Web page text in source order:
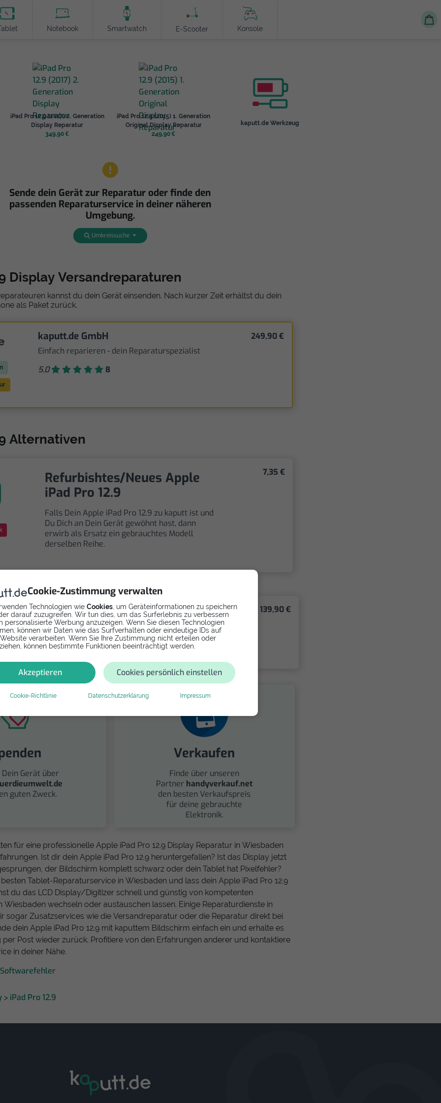
Cookie-Zustimmung verwalten
Technologien wie Cookies , um Geräteinformationen zu speichern
darauf zuzugreifen. Wir tun dies, um das Surferlebnis zu verbessern
personalisierte Werbung anzuzeigen. Wenn Sie diesen Technologien
können wir Daten wie das Surfverhalten oder eindeutige IDs auf
verarbeiten. Wenn Sie Ihre Zustimmung nicht erteilen oder
können bestimmte Funktionen beeinträchtigt werden.
Akzeptieren Cookies persönlich einstellen
Cookie-Richtlinie Datenschutzerklärung Impressum
Tablet Notebook Smartwatch E-Scooter Konsole
iPad Pro 12.9 (2017) 2. Generation
Display Reparatur
349,90 €
iPad Pro 12.9 (2015) 1. Generation
Original Display Reparatur
249,90 €
kaputt.de Werkzeug
Sende dein Gerät zur Reparatur oder finde den
passenden Reparaturservice in deiner näheren
Umgebung.
Umkreissuche
Display Versandreparaturen
kannst du dein Gerät einsenden. Nach kurzer Zeit erhältst du dein
als Paket zurück.
kaputt.de GmbH
Einfach reparieren - dein Reparaturspezialist
5,0
8
249,90 €
Alternativen
Refurbishtes/Neues Apple
iPad Pro 12.9
Falls Dein Apple iPad Pro 12.9 zu kaputt ist und
Du Dich an Dein Gerät gewöhnt hast, dann
erwirb als Ersatz ein gebrauchtes Modell
derselben Reihe.
7,35 €
Selbst reparieren
Repariere dein iPad Pro 12.9 - Display mit
Videoanleitung selbst. Ersatzteile ab
139,90 €
Dein Gerät über
guten Zweck.
Verkaufen
Finde über unseren
Partner handyverkauf.net
den besten Verkaufspreis
für deine gebrauchte
Elektronik.
für eine professionelle Apple iPad Pro 12.9 Display Reparatur in Wiesbaden
Ist dir dein Apple iPad Pro 12.9 heruntergefallen? Ist das Display jetzt
der Bildschirm komplett schwarz oder dein Tablet hat Pixelfehler?
Tablet-Reparaturservice in Wiesbaden und lass dein Apple iPad Pro 12.9
du das LCD Display/Digitizer schnell und günstig von kompetenten
Wiesbaden wechseln oder austauschen lassen. Einige Reparaturdienste in
sogar Zusatzservices wie die Versandreparatur oder die Reparatur direkt bei
dein Apple iPad Pro 12.9 mit kaputtem Bildschirm einfach ein und erhalte es
Post wieder zurück. Profitiere von den Erfahrungen anderer und kontaktiere
in deiner Nähe.
> iPad Pro 12.9